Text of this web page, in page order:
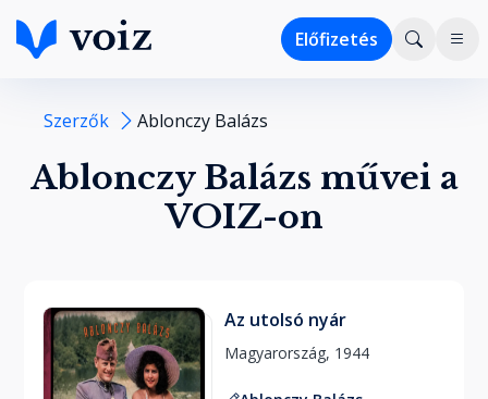
Előfizetés
Szerzők Ablonczy Balázs
Ablonczy Balázs művei a
VOIZ-on
Az utolsó nyár